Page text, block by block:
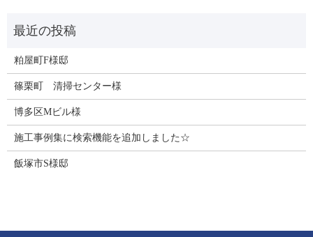
粕屋町F様邸
篠栗町 清掃センター様
博多区Mビル様
施工事例集に検索機能を追加しました☆
飯塚市S様邸